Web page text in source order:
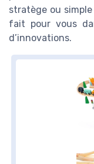
stratège ou
fait pour vous
d’innovations.